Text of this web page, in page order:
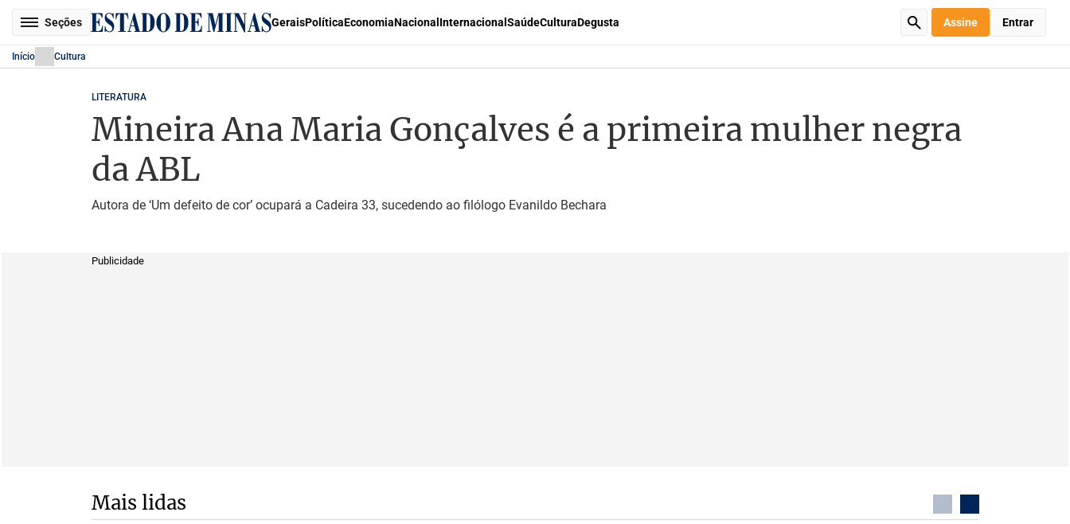
Seções GeraisPolíticaEconomiaNacional Internacional SaúdeCulturaDegusta Assine Entrar
Início Cultura
LITERATURA
Mineira Ana Maria Gonçalves é a primeira mulher negra
da ABL
Autora de ‘Um defeito de cor’ ocupará a Cadeira 33, sucedendo ao filólogo Evanildo Bechara
Publicidade
Mais lidas